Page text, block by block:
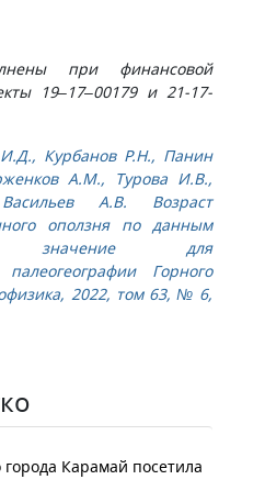
при финансовой
19–17–00179 и 21-17-
Курбанов Р.Н., Панин
А.М., Турова И.В.,
А.В. Возраст
оползня по данным
значение для
Горного
2022, том 63, № 6,
города Карамай посетила